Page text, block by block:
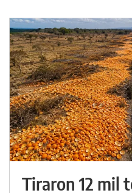
Tiraron 12 mil